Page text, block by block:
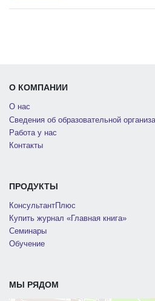
О КОМПАНИИ
О нас
Сведения об образовательной
Работа у нас
Контакты
ПРОДУКТЫ
КонсультантПлюс
Купить журнал «Главная книга»
Семинары
Обучение
МЫ РЯДОМ